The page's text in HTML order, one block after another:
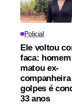
Policial
Ele voltou
faca:
matou ex-
golpes é
33 anos